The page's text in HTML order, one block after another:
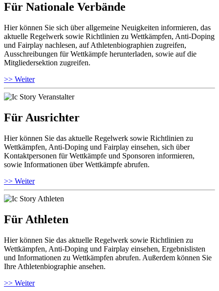
Für Nationale Verbände
Hier können Sie sich über allgemeine Neuigkeiten informieren, das
aktuelle Regelwerk sowie Richtlinien zu Wettkämpfen, Anti-Doping
und Fairplay nachlesen, auf Athletenbiographien zugreifen,
Ausschreibungen für Wettkämpfe herunterladen, sowie auf die
Mitgliedersektion zugreifen.
>> Weiter
Für Ausrichter
Hier können Sie das aktuelle Regelwerk sowie Richtlinien zu
Wettkämpfen, Anti-Doping und Fairplay einsehen, sich über
Kontaktpersonen für Wettkämpfe und Sponsoren informieren,
sowie Informationen über Wettkämpfe abrufen.
>> Weiter
Für Athleten
Hier können Sie das aktuelle Regelwerk sowie Richtlinien zu
Wettkämpfen, Anti-Doping und Fairplay einsehen, Ergebnislisten
und Informationen zu Wettkämpfen abrufen. Außerdem können Sie
Ihre Athletenbiographie ansehen.
>> Weiter